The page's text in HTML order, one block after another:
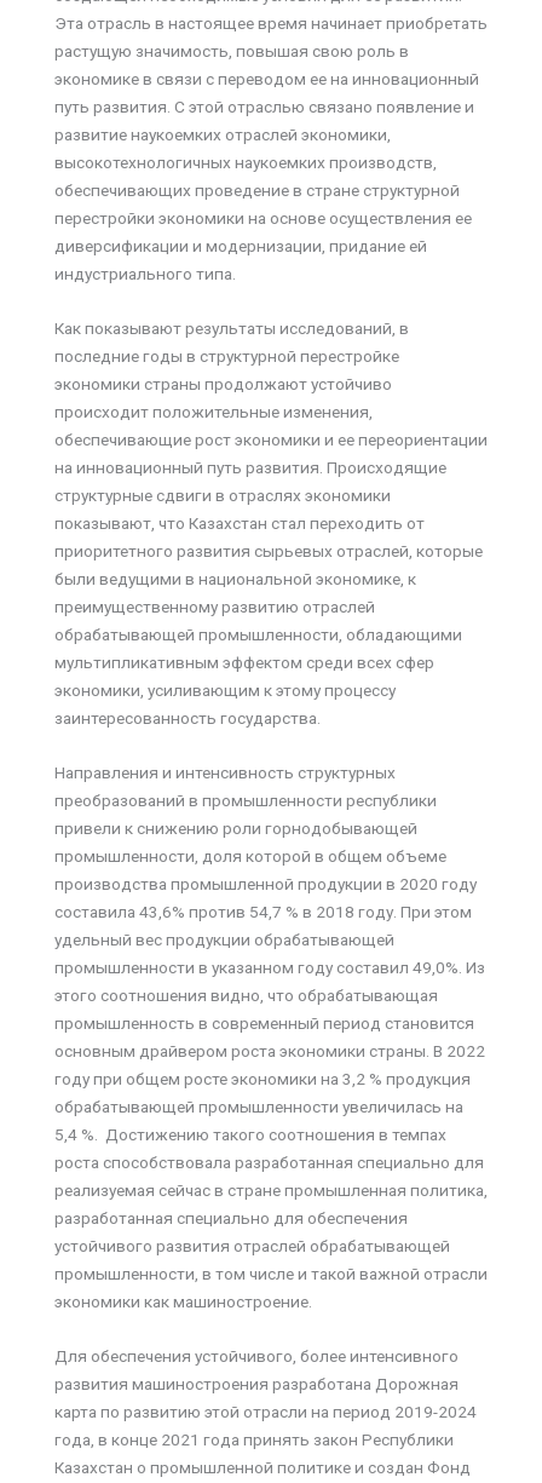
Эта отрасль в настоящее время начинает приобретать
растущую значимость, повышая свою роль в
экономике в связи с переводом ее на инновационный
путь развития. С этой отраслью связано появление и
развитие наукоемких отраслей экономики,
высокотехнологичных наукоемких производств,
обеспечивающих проведение в стране структурной
перестройки экономики на основе осуществления ее
диверсификации и модернизации, придание ей
индустриального типа.
Как показывают результаты исследований, в
последние годы в структурной перестройке
экономики страны продолжают устойчиво
происходит положительные изменения,
обеспечивающие рост экономики и ее переориентации
на инновационный путь развития. Происходящие
структурные сдвиги в отраслях экономики
показывают, что Казахстан стал переходить от
приоритетного развития сырьевых отраслей, которые
были ведущими в национальной экономике, к
преимущественному развитию отраслей
обрабатывающей промышленности, обладающими
мультипликативным эффектом среди всех сфер
экономики, усиливающим к этому процессу
заинтересованность государства.
Направления и интенсивность структурных
преобразований в промышленности республики
привели к снижению роли горнодобывающей
промышленности, доля которой в общем объеме
производства промышленной продукции в 2020 году
составила 43,6% против 54,7 % в 2018 году. При этом
удельный вес продукции обрабатывающей
промышленности в указанном году составил 49,0%. Из
этого соотношения видно, что обрабатывающая
промышленность в современный период становится
основным драйвером роста экономики страны. В 2022
году при общем росте экономики на 3,2 % продукция
обрабатывающей промышленности увеличилась на
5,4 %. Достижению такого соотношения в темпах
роста способствовала разработанная специально для
реализуемая сейчас в стране промышленная политика,
разработанная специально для обеспечения
устойчивого развития отраслей обрабатывающей
промышленности, в том числе и такой важной отрасли
экономики как машиностроение.
Для обеспечения устойчивого, более интенсивного
развития машиностроения разработана Дорожная
карта по развитию этой отрасли на период 2019-2024
года, в конце 2021 года принять закон Республики
Казахстан о промышленной политике и создан Фонд